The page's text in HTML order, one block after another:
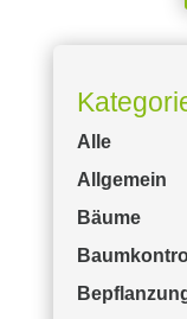
Alle
Allgemein
Bäume